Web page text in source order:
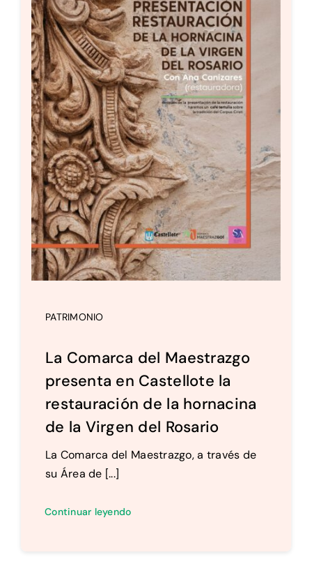
Setas
Contacto
PATRIMONIO
La Comarca del Maestrazgo
presenta en Castellote la
restauración de la hornacina
de la Virgen del Rosario
La Comarca del Maestrazgo, a través de
su Área de [...]
Continuar leyendo